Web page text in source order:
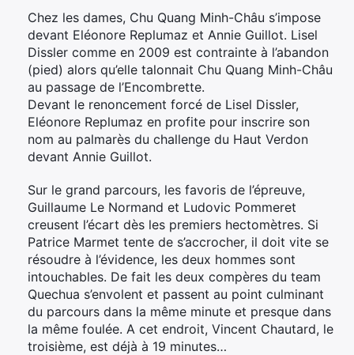
Chez les dames, Chu Quang Minh-Châu s’impose
devant Eléonore Replumaz et Annie Guillot. Lisel
Dissler comme en 2009 est contrainte à l’abandon
(pied) alors qu’elle talonnait Chu Quang Minh-Châu
au passage de l’Encombrette.
Devant le renoncement forcé de Lisel Dissler,
Eléonore Replumaz en profite pour inscrire son
nom au palmarès du challenge du Haut Verdon
devant Annie Guillot.
Sur le grand parcours, les favoris de l’épreuve,
Guillaume Le Normand et Ludovic Pommeret
creusent l’écart dès les premiers hectomètres. Si
Patrice Marmet tente de s’accrocher, il doit vite se
résoudre à l’évidence, les deux hommes sont
intouchables. De fait les deux compères du team
Quechua s’envolent et passent au point culminant
du parcours dans la même minute et presque dans
la même foulée. A cet endroit, Vincent Chautard, le
troisième, est déjà à 19 minutes…